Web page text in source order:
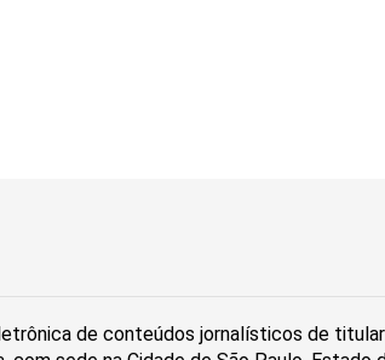
de conteúdos jornalísticos de